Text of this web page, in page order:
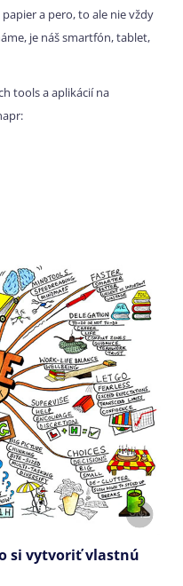
a pero, to ale nie vždy
je náš smartfón, tablet,
tools a aplikácií na
si vytvoriť vlastnú